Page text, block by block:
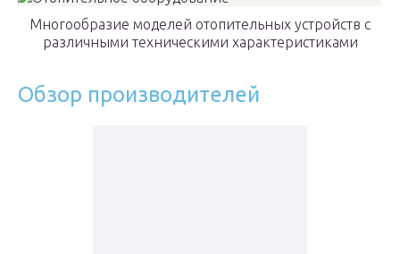
Многообразие моделей отопительных устройств с
различными техническими характеристиками
Обзор производителей